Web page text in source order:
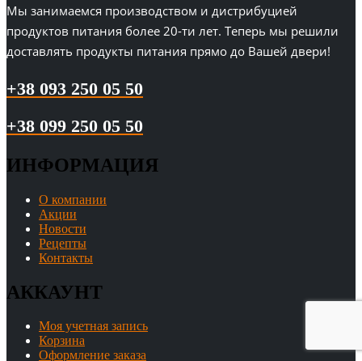
Мы занимаемся производством и дистрибуцией
продуктов питания более 20-ти лет. Теперь мы решили
доставлять продукты питания прямо до Вашей двери!
+38 093 250 05 50
+38 099 250 05 50
ИНФОРМАЦИЯ
О компании
Акции
Новости
Рецепты
Контакты
АККАУНТ
Моя учетная запись
Корзина
Оформление заказа